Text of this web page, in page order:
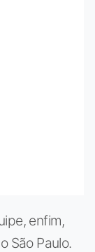
enfim,
São Paulo.